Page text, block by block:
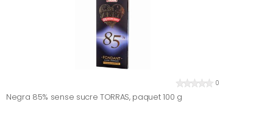
0
Negra 85% sense sucre TORRAS, paquet 100 g